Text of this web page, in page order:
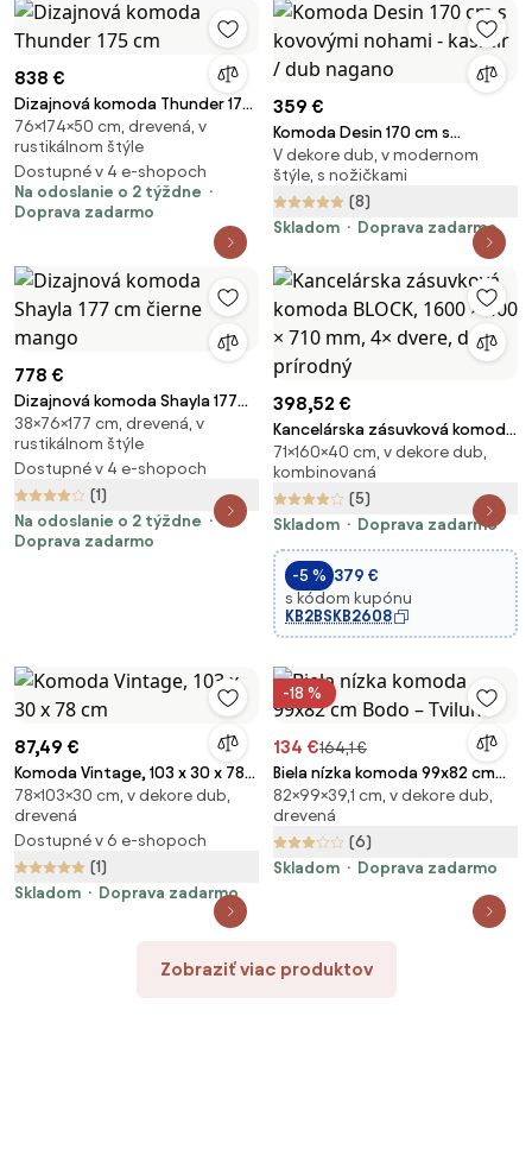
838 €
Dizajnová komoda Thunder 175
cm
76×174×50 cm, drevená, v
rustikálnom štýle
Dostupné v 4 e-shopoch
Na odoslanie o 2 týždne
Doprava zadarmo
359 €
Komoda Desin 170 cm s
kovovými nohami - kašmír / dub
nagano
V dekore dub, v modernom
štýle, s nožičkami
(8)
Skladom
Doprava zadarmo
778 €
Dizajnová komoda Shayla 177
cm čierne mango
38×76×177 cm, drevená, v
rustikálnom štýle
Dostupné v 4 e-shopoch
(1)
Na odoslanie o 2 týždne
Doprava zadarmo
398,52 €
Kancelárska zásuvková komoda
BLOCK, 1600 × 400 × 710 mm, 4×
dvere, dub prírodný
71×160×40 cm, v dekore dub,
kombinovaná
(5)
Skladom
Doprava zadarmo
-5 % 379 €
s kódom kupónu
KB2BSKB2608
87,49 €
Komoda Vintage, 103 x 30 x 78
cm
78×103×30 cm, v dekore dub,
drevená
Dostupné v 6 e-shopoch
(1)
Skladom
Doprava zadarmo
-18 %
134 €164,1 €
Biela nízka komoda 99x82 cm
Bodo – Tvilum
82×99×39,1 cm, v dekore dub,
drevená
(6)
Skladom
Doprava zadarmo
Zobraziť viac produktov